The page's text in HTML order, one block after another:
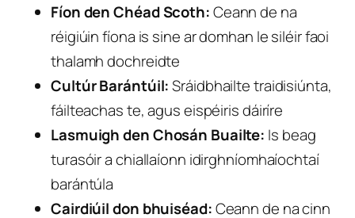
Fíon den Chéad Scoth:Ceann de na
réigiúin fíona is sine ar domhan le siléir faoi
thalamh dochreidte
Cultúr Barántúil:Sráidbhailte traidisiúnta,
fáilteachas te, agus eispéiris dáiríre
Lasmuigh den Chosán Buailte: Is beag
turasóir a chiallaíonn idirghníomhaíochtaí
barántúla
Cairdiúil don bhuiséad:Ceann de na cinn